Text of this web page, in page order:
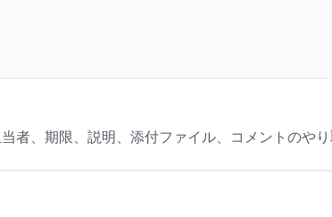
者、期限、説明、添付ファイル、コメントのやり